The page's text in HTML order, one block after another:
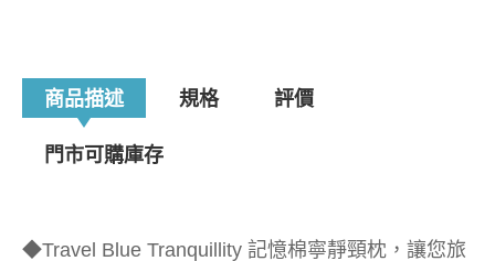
商品描述 規格 評價
門市可購庫存
◆Travel Blue Tranquillity 記憶棉寧靜頸枕，讓您旅